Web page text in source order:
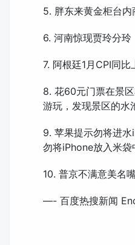
5. 胖东来黄金柜台
6. 河南惊现贾玲分玲
7. 阿根廷1月CPI同
8. 花60元门票在景
游玩，发现景区的水
9. 苹果提示勿将进
勿将iPhone放入米袋
10. 普京不满意美名
—- 百度热搜新闻